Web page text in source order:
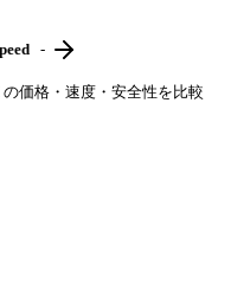
-
価格・速度・安全性を比較